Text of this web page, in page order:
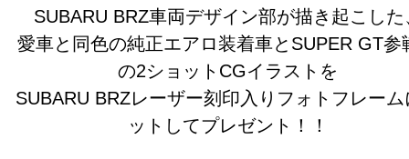
SUBARU BRZ車両デザイン部が描き起こした
愛車と同色の純正エアロ装着車とSUPER GT参
の2ショットCGイラストを
SUBARU BRZレーザー刻印入りフォトフレーム
ットしてプレゼント！！